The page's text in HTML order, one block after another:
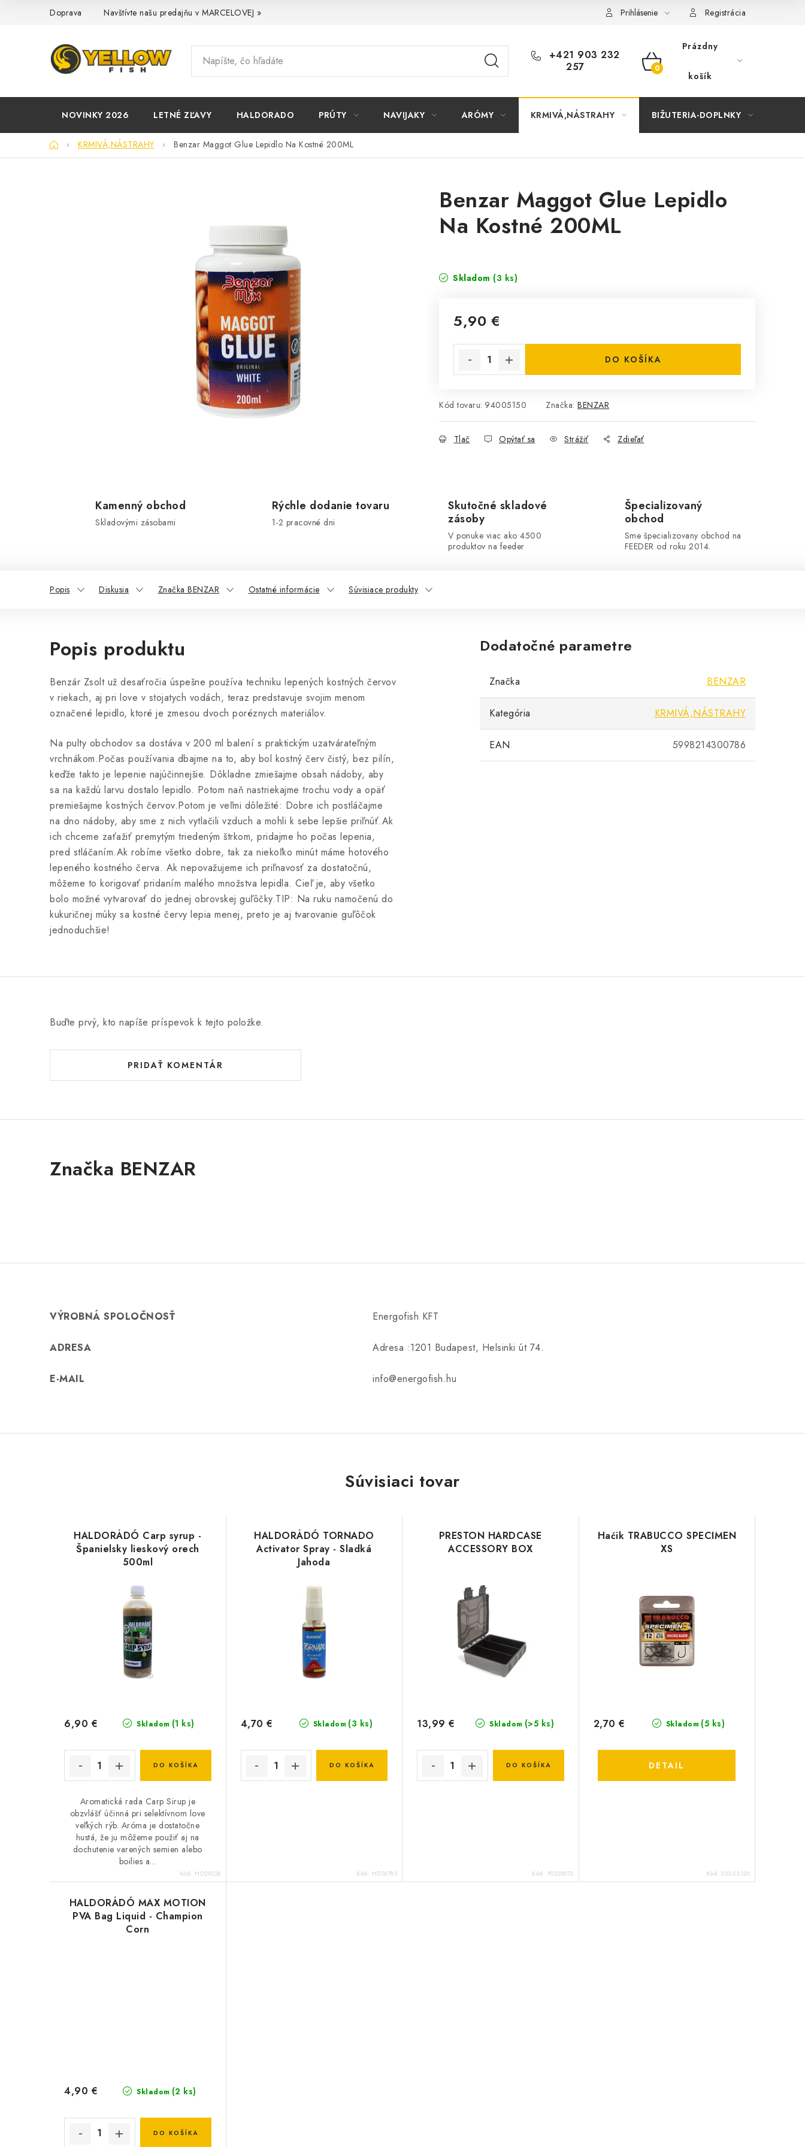
Doprava Navštívte našu predajňu v MARCELOVEJ » Prihlásenie Registrácia
+421 903 232
257
NÁKUPNÝ
Prázdny
košík
NOVINKY 2026 LETNÉ ZĽAVY HALDORADO PRÚTY NAVIJAKY ARÓMY KRMIVÁ,NÁSTRAHY BIŽUTERIA-DOPLNKY
DomovKRMIVÁ,NÁSTRAHY Benzar Maggot Glue Lepidlo Na Kostné 200ML
Benzar Maggot Glue Lepidlo
Na Kostné 200ML
Skladom (3 ks)
5,90 €
DO KOŠÍKA
Kód tovaru: 94005150 Značka: BENZAR
Tlač Opýtať sa Strážiť Zdieľať
Kamenný obchod
Skladovými zásobami
Rýchle dodanie tovaru
1-2 pracovné dni
Skutočné skladové
zásoby
V ponuke viac ako 4500
produktov na feeder
Špecializovaný
obchod
Sme špecializovany obchod na
FEEDER od roku 2014.
Popis Diskusia Značka BENZAR Ostatné informácie Súvisiace produkty
Popis produktu
Benzár Zsolt už desaťročia úspešne používa techniku lepených kostných červov
v riekach, aj pri love v stojatych vodách, teraz predstavuje svojim menom
označené lepidlo, ktoré je zmesou dvoch poréznych materiálov.
Na pulty obchodov sa dostáva v 200 ml balení s praktickým uzatvárateľným
vrchnákom.Počas používania dbajme na to, aby bol kostný červ čistý, bez pilín,
keďže takto je lepenie najúčinnejšie. Dôkladne zmiešajme obsah nádoby, aby
sa na každú larvu dostalo lepidlo. Potom naň nastriekajme trochu vody a opäť
premiešajme kostných červov.Potom je veľmi dôležité: Dobre ich postláčajme
na dno nádoby, aby sme z nich vytlačili vzduch a mohli k sebe lepšie priľnúť.Ak
ich chceme zaťažiť premytým triedeným štrkom, pridajme ho počas lepenia,
pred stláčaním.Ak robíme všetko dobre, tak za niekoľko minút máme hotového
lepeného kostného červa. Ak nepovažujeme ich priľnavosť za dostatočnú,
môžeme to korigovať pridaním malého množstva lepidla. Cieľ je, aby všetko
bolo možné vytvarovať do jednej obrovskej guľôčky.TIP: Na ruku namočenú do
kukuričnej múky sa kostné červy lepia menej, preto je aj tvarovanie guľôčok
jednoduchšie!
Dodatočné parametre
Značka BENZAR
Kategória KRMIVÁ,NÁSTRAHY
EAN 5998214300786
Buďte prvý, kto napíše príspevok k tejto položke.
PRIDAŤ KOMENTÁR
Značka BENZAR
VÝROBNÁ SPOLOČNOSŤ Energofish KFT
ADRESA Adresa :1201 Budapest, Helsinki út 74.
E-MAIL info@energofish.hu
Súvisiaci tovar
HALDORÁDÓ Carp syrup -
Španielsky lieskový orech
500ml
Skladom (1 ks)
6,90 €
DO KOŠÍKA
Aromatická rada Carp Sirup je
obzvlášť účinná pri selektívnom love
veľkých rýb. Aróma je dostatočne
hustá, že ju môžeme použiť aj na
dochutenie varených semien alebo
boilies a...
Kód: HD29226
HALDORÁDÓ TORNADO
Activator Spray - Sladká
Jahoda
Skladom (3 ks)
4,70 €
DO KOŠÍKA
Kód: HD16783
PRESTON HARDCASE
ACCESSORY BOX
Skladom (>5 ks)
13,99 €
DO KOŠÍKA
Kód: P0220072
Haćik TRABUCCO SPECIMEN
XS
Skladom (5 ks)
2,70 €
DETAIL
Kód: 023-53-120
HALDORÁDÓ MAX MOTION
PVA Bag Liquid - Champion
Corn
Skladom (2 ks)
4,90 €
DO KOŠÍKA